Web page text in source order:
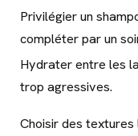
Privilégier un
compléter par un
Hydrater entre les
trop agressives.
Choisir des